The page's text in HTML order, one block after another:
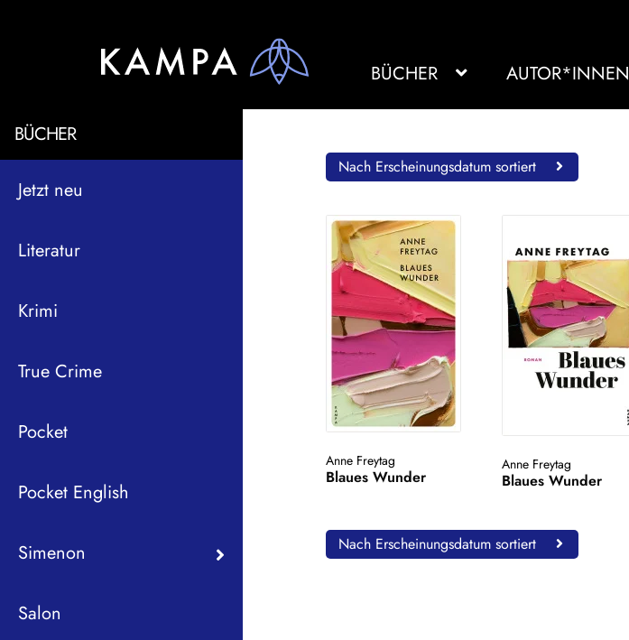
BÜCHER AUTOR*INNEN
BÜCHER
Jetzt neu
Literatur
Krimi
True Crime
Pocket
Pocket English
Simenon
Salon
Nach Erscheinungsdatum sortiert
Anne Freytag
Blaues Wunder
Anne Freytag
Blaues Wunder
Nach Erscheinungsdatum sortiert